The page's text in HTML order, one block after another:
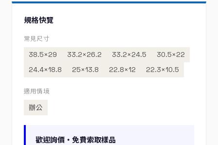
規格快覽
常見尺寸
38.5×29 33.2×26.2 33.2×24.5
30.5×22
24.4×18.8
25×13.8 22.8×12 22.3×10.5
適用情境
辦公
歡迎詢價・免費索取樣品